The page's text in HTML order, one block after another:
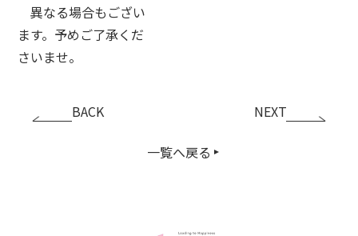
異なる場合もござい
ます。予めご了承くだ
さいませ。
BACK
一覧へ戻る
NEXT